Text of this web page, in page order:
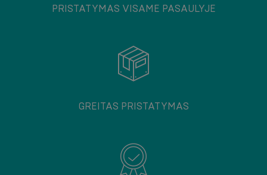
PRISTATYMAS VISAME PASAULYJE
GREITAS PRISTATYMAS